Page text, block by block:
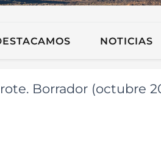
NOTICIAS
Borrador (octubre